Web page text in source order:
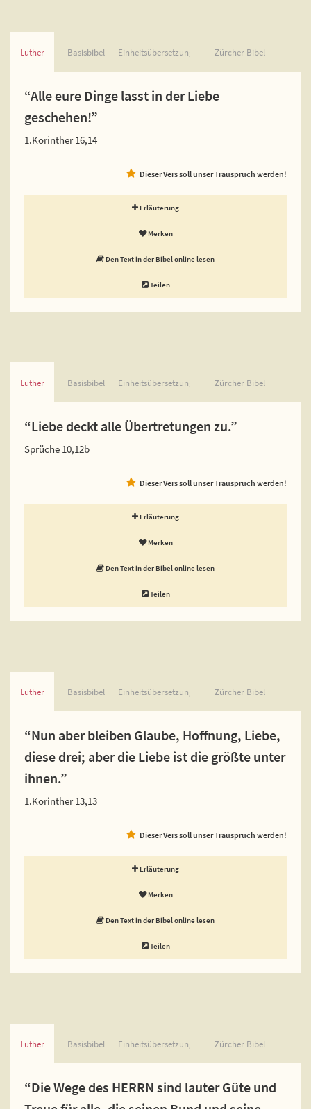
Luther Basisbibel Einheitsübersetzung Zürcher Bibel
“Alle eure Dinge lasst in der Liebe
geschehen!”
1.Korinther 16,14
Dieser Vers soll unser Trauspruch werden!
Erläuterung
Merken
Den Text in der Bibel online lesen
Teilen
Luther Basisbibel Einheitsübersetzung Zürcher Bibel
“Liebe deckt alle Übertretungen zu.”
Sprüche 10,12b
Dieser Vers soll unser Trauspruch werden!
Erläuterung
Merken
Den Text in der Bibel online lesen
Teilen
Luther Basisbibel Einheitsübersetzung Zürcher Bibel
“Nun aber bleiben Glaube, Hoffnung, Liebe,
diese drei; aber die Liebe ist die größte unter
ihnen.”
1.Korinther 13,13
Dieser Vers soll unser Trauspruch werden!
Erläuterung
Merken
Den Text in der Bibel online lesen
Teilen
Luther Basisbibel Einheitsübersetzung Zürcher Bibel
“Die Wege des HERRN sind lauter Güte und